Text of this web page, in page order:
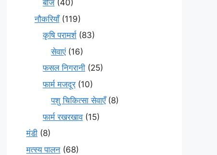
बीज (40)
नौकरियाँ(119)
कृषि परामर्श(83)
सेवाएं(16)
फसल निगरानी (25)
फार्म मजदूर(10)
पशु चिकित्सा सेवाएँ(8)
फार्म रखरखाव(15)
मंडी (8)
मत्स्य पालन (68)